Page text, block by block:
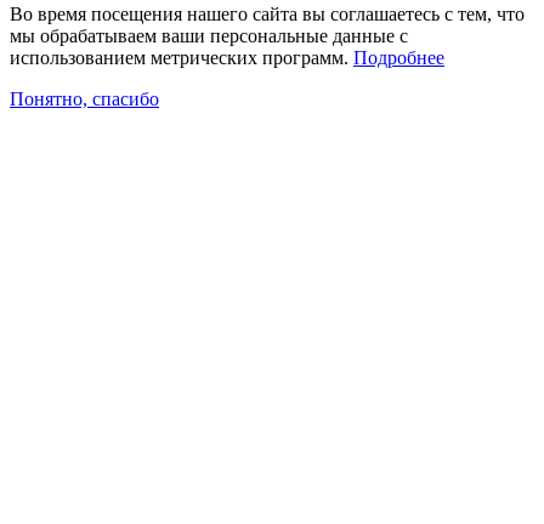
Во время посещения нашего сайта вы соглашаетесь с тем, что
мы обрабатываем ваши персональные данные с
использованием метрических программ. Подробнее
Понятно, спасибо